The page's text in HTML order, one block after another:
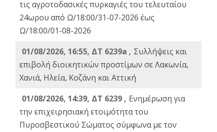
τις αγροτοδασικές πυρκαγιές του τελευταίου
24ωρου από Ω/18:00/31-07-2026 έως
Ω/18:00/01-08-2026
01/08/2026, 16:55, ΔΤ 6239a , Συλλήψεις και
επιβολή διοικητικών προστίμων σε Λακωνία,
Χανιά, Ηλεία, Κοζάνη και Αττική
01/08/2026, 14:39, ΔΤ 6239 , Ενημέρωση για
την επιχειρησιακή ετοιμότητα του
Πυροσβεστικού Σώματος σύμφωνα με τον